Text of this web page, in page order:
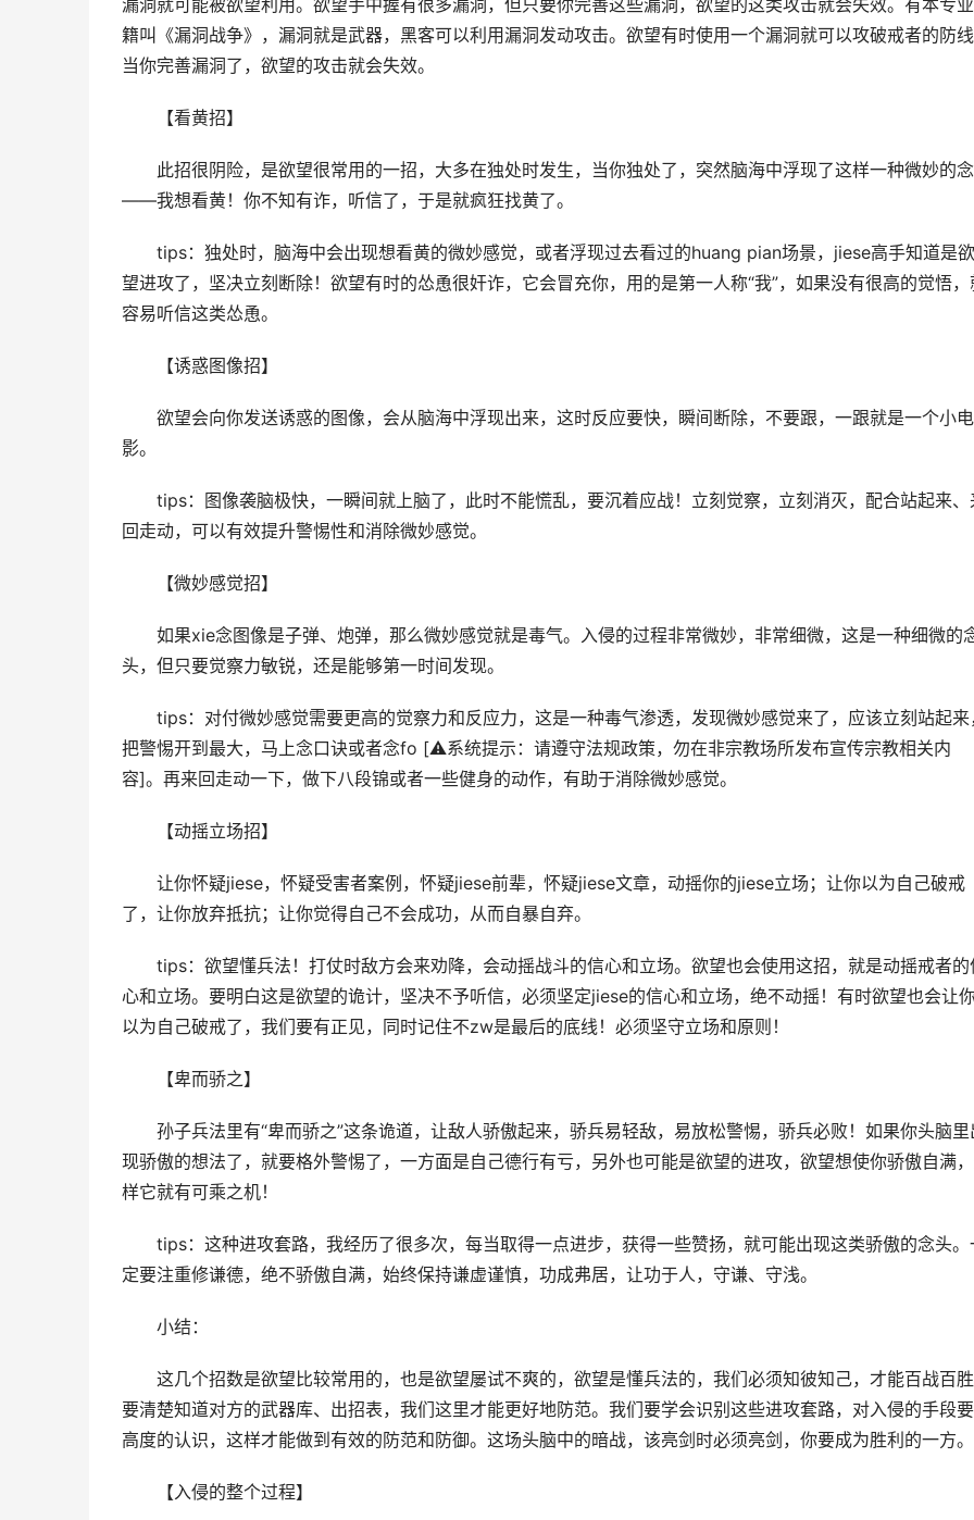
漏洞就可能被欲望利用。欲望手中握有很多漏洞，但只要你完善这些漏洞，欲望的这类攻击就会失效。有本专
籍叫《漏洞战争》，漏洞就是武器，黑客可以利用漏洞发动攻击。欲望有时使用一个漏洞就可以攻破戒者的防线
当你完善漏洞了，欲望的攻击就会失效。
【看黄招】
此招很阴险，是欲望很常用的一招，大多在独处时发生，当你独处了，突然脑海中浮现了这样一种微妙的
——我想看黄！你不知有诈，听信了，于是就疯狂找黄了。
tips：独处时，脑海中会出现想看黄的微妙感觉，或者浮现过去看过的huang pian场景，jiese高手知道是欲
望进攻了，坚决立刻断除！欲望有时的怂恿很奸诈，它会冒充你，用的是第一人称“我”，如果没有很高的觉悟，
容易听信这类怂恿。
【诱惑图像招】
欲望会向你发送诱惑的图像，会从脑海中浮现出来，这时反应要快，瞬间断除，不要跟，一跟就是一个小电
影。
tips：图像袭脑极快，一瞬间就上脑了，此时不能慌乱，要沉着应战！立刻觉察，立刻消灭，配合站起来、
回走动，可以有效提升警惕性和消除微妙感觉。
【微妙感觉招】
如果xie念图像是子弹、炮弹，那么微妙感觉就是毒气。入侵的过程非常微妙，非常细微，这是一种细微的
头，但只要觉察力敏锐，还是能够第一时间发现。
tips：对付微妙感觉需要更高的觉察力和反应力，这是一种毒气渗透，发现微妙感觉来了，应该立刻站起来
把警惕开到最大，马上念口诀或者念fo [⚠️系统提示：请遵守法规政策，勿在非宗教场所发布宣传宗教相关内
容]。再来回走动一下，做下八段锦或者一些健身的动作，有助于消除微妙感觉。
【动摇立场招】
让你怀疑jiese，怀疑受害者案例，怀疑jiese前辈，怀疑jiese文章，动摇你的jiese立场；让你以为自己破戒
了，让你放弃抵抗；让你觉得自己不会成功，从而自暴自弃。
tips：欲望懂兵法！打仗时敌方会来劝降，会动摇战斗的信心和立场。欲望也会使用这招，就是动摇戒者的
心和立场。要明白这是欲望的诡计，坚决不予听信，必须坚定jiese的信心和立场，绝不动摇！有时欲望也会让
以为自己破戒了，我们要有正见，同时记住不zw是最后的底线！必须坚守立场和原则！
【卑而骄之】
孙子兵法里有“卑而骄之”这条诡道，让敌人骄傲起来，骄兵易轻敌，易放松警惕，骄兵必败！如果你头脑里
现骄傲的想法了，就要格外警惕了，一方面是自己德行有亏，另外也可能是欲望的进攻，欲望想使你骄傲自满
样它就有可乘之机！
tips：这种进攻套路，我经历了很多次，每当取得一点进步，获得一些赞扬，就可能出现这类骄傲的念头。
定要注重修谦德，绝不骄傲自满，始终保持谦虚谨慎，功成弗居，让功于人，守谦、守浅。
小结：
这几个招数是欲望比较常用的，也是欲望屡试不爽的，欲望是懂兵法的，我们必须知彼知己，才能百战百胜
要清楚知道对方的武器库、出招表，我们这里才能更好地防范。我们要学会识别这些进攻套路，对入侵的手段
高度的认识，这样才能做到有效的防范和防御。这场头脑中的暗战，该亮剑时必须亮剑，你要成为胜利的一方。
【入侵的整个过程】